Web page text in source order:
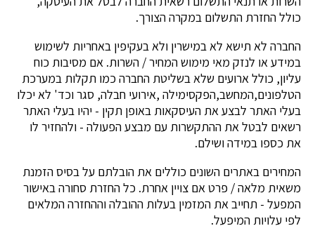
כולל החזרת התשלום במקרה הצורך.
החברה לא תישא לא במישרין ולא בעקיפין באחריות לשימוש
במידע או לנזק מאי מימוש המחיר / השרות. אם מסיבות כוח
עליון, כולל ארועים שלא בשליטת החברה כמו תקלות במערכת
הטלפונים,המחשב,הפקסימילה ,אירועי חבלה, סגר וכד' לא יכלו
בעלי האתר לבצע את העיסקאות באופן תקין - יהיו בעלי האתר
רשאים לבטל את ההתקשרות עם מבצע הפעולה - ולהחזיר לו
את כספו במידה ושילם.
המחירים באתרים השונים כוללים את הובלתם על בסיס הזמנת
משאית מלאה / פרט אם צויין אחרת. כל החזרת סחורה באישור
המפעל - תחייב את המזמין בעלות ההובלה וההחזרה המלאים
לפי עלויות המיפעל.